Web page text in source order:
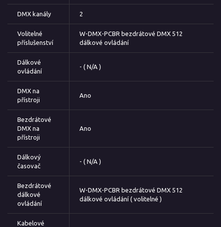
DMX kanály 2
Volitelné
příslušenství
W-DMX-PCBR bezdrátové DMX 512
dálkové ovládání
Dálkové
ovládání
- ( N/A )
DMX na
přístroji
Ano
Bezdrátové
DMX na
přístroji
Ano
Dálkový
časovač
- ( N/A )
Bezdrátové
dálkové
ovládání
W-DMX-PCBR bezdrátové DMX 512
dálkové ovládání ( volitelné )
Kabelové